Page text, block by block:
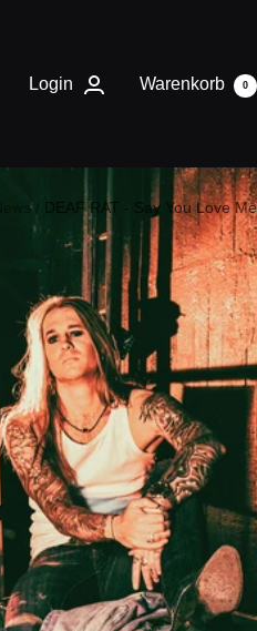
Login Warenkorb 0
News DEAF RAT - Say You Love Me